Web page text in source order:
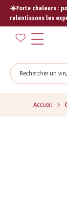
☀️Forte chaleurs :
ralentissons les
Rechercher
Accueil